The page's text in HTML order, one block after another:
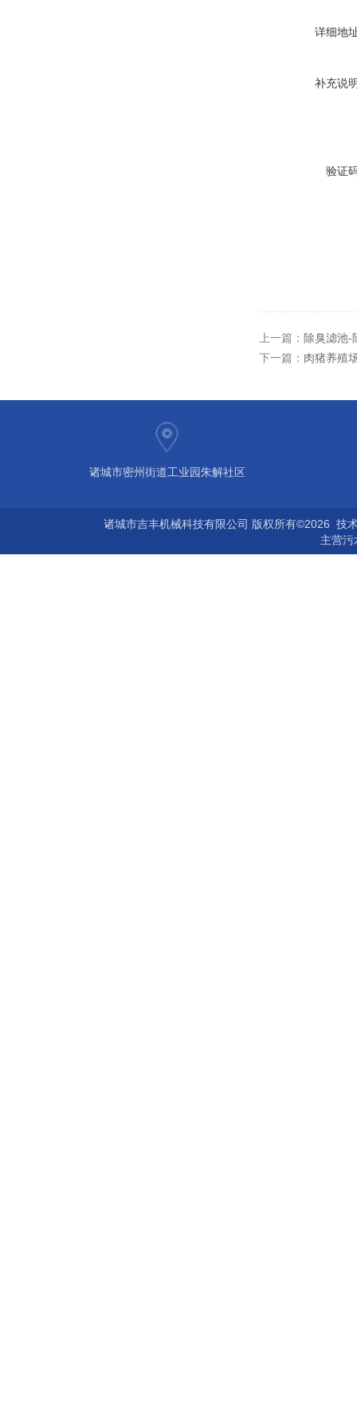
详细地
补充说
验证
上一篇： 除臭滤池-
下一篇： 肉猪养殖
诸城市密州街道工业园朱解社区
诸城市吉丰机械科技有限公司 版权所有©2026 技
主营污